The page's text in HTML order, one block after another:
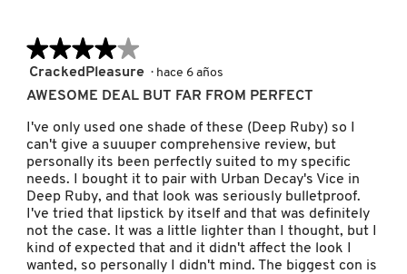
PEACE OUT SKINCARE
PHLUR
PRADA
★★★★★
★★★★★
4
de
estrellas.
CrackedPleasure · hace 6 años
AWESOME DEAL BUT FAR FROM PERFECT
I've only used one shade of these (Deep Ruby) so I
can't give a suuuper comprehensive review, but
personally its been perfectly suited to my specific
needs. I bought it to pair with Urban Decay's Vice in
Deep Ruby, and that look was seriously bulletproof.
I've tried that lipstick by itself and that was definitely
not the case. It was a little lighter than I thought, but I
kind of expected that and it didn't affect the look I
wanted, so personally I didn't mind. The biggest con is